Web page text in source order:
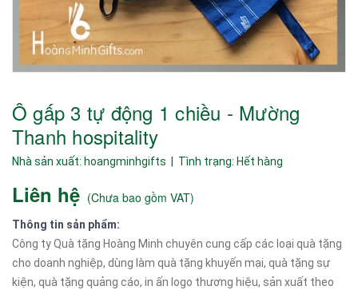
Ô gấp 3 tự động 1 chiều - Mường
Thanh hospitality
Nhà sản xuất: hoangminhgifts | Tình trạng: Hết hàng
Liên hệ (Chưa bao gồm VAT)
Thông tin sản phẩm:
Công ty Quà tặng Hoàng Minh chuyên cung cấp các loại quà tặng
cho doanh nghiệp, dùng làm quà tặng khuyến mại, quà tặng sự
kiện, quà tặng quảng cáo, in ấn logo thương hiệu, sản xuất theo